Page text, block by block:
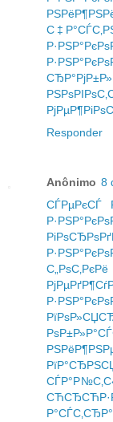
Responder
Anônimo 8
СЃРµРєСЃ
С„РѕС‚РєРё